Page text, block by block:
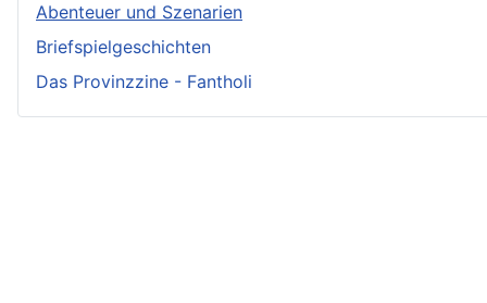
Abenteuer und Szenarien
Briefspielgeschichten
Das Provinzzine - Fantholi